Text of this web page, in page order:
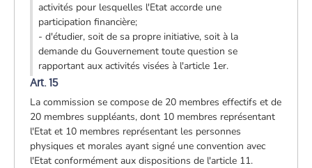
activités pour lesquelles l'Etat accorde une
participation financière;
- d'étudier, soit de sa propre initiative, soit à la
demande du Gouvernement toute question se
rapportant aux activités visées à l'article 1er.
Art. 15
La commission se compose de 20 membres effectifs et de
20 membres suppléants, dont 10 membres représentant
l'Etat et 10 membres représentant les personnes
physiques et morales ayant signé une convention avec
l'Etat conformément aux dispositions de l'article 11.